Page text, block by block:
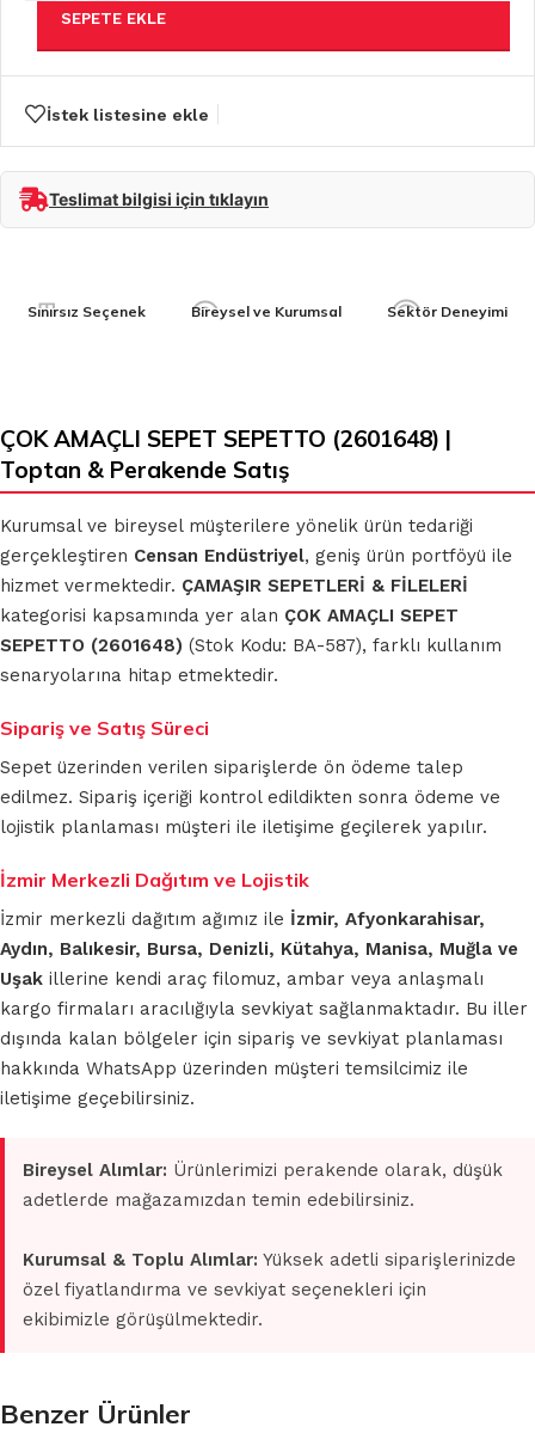
SEPETE EKLE
İstek listesine ekle
Teslimat bilgisi için tıklayın
Sınırsız Seçenek Bireysel ve Kurumsal Sektör Deneyimi
ÇOK AMAÇLI SEPET SEPETTO (2601648) |
Toptan & Perakende Satış
Kurumsal ve bireysel müşterilere yönelik ürün tedariği
gerçekleştiren Censan Endüstriyel, geniş ürün portföyü ile
hizmet vermektedir. ÇAMAŞIR SEPETLERİ & FİLELERİ
kategorisi kapsamında yer alan ÇOK AMAÇLI SEPET
SEPETTO (2601648) (Stok Kodu: BA-587), farklı kullanım
senaryolarına hitap etmektedir.
Sipariş ve Satış Süreci
Sepet üzerinden verilen siparişlerde ön ödeme talep
edilmez. Sipariş içeriği kontrol edildikten sonra ödeme ve
lojistik planlaması müşteri ile iletişime geçilerek yapılır.
İzmir Merkezli Dağıtım ve Lojistik
İzmir merkezli dağıtım ağımız ile İzmir, Afyonkarahisar,
Aydın, Balıkesir, Bursa, Denizli, Kütahya, Manisa, Muğla ve
Uşak illerine kendi araç filomuz, ambar veya anlaşmalı
kargo firmaları aracılığıyla sevkiyat sağlanmaktadır. Bu iller
dışında kalan bölgeler için sipariş ve sevkiyat planlaması
hakkında WhatsApp üzerinden müşteri temsilcimiz ile
iletişime geçebilirsiniz.
Bireysel Alımlar: Ürünlerimizi perakende olarak, düşük
adetlerde mağazamızdan temin edebilirsiniz.
Kurumsal & Toplu Alımlar: Yüksek adetli siparişlerinizde
özel fiyatlandırma ve sevkiyat seçenekleri için
ekibimizle görüşülmektedir.
Benzer Ürünler